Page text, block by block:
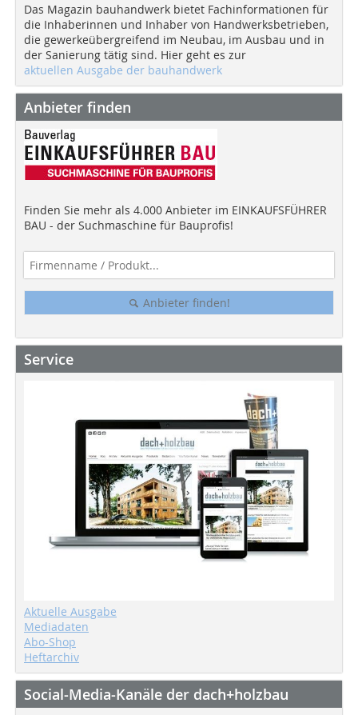
Das Magazin bauhandwerk bietet Fachinformationen für
die Inhaberinnen und Inhaber von Handwerksbetrieben,
die gewerkeübergreifend im Neubau, im Ausbau und in
der Sanierung tätig sind. Hier geht es zur
aktuellen Ausgabe der bauhandwerk
Anbieter finden
Finden Sie mehr als 4.000 Anbieter im EINKAUFSFÜHRER
BAU - der Suchmaschine für Bauprofis!
Anbieter finden!
Service
Aktuelle Ausgabe
Mediadaten
Abo-Shop
Heftarchiv
Social-Media-Kanäle der dach+holzbau